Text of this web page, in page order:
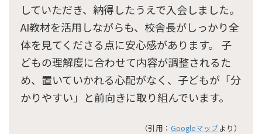
していただき、納得したうえで入会しました。
AI教材を活用しながらも、校舎長がしっかり全
体を見てくださる点に安心感があります。 子
どもの理解度に合わせて内容が調整されるた
め、置いていかれる心配がなく、子どもが「分
かりやすい」と前向きに取り組んでいます。
（引用： Googleマップより）